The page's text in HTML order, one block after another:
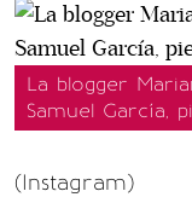
La blogger
Samuel García,
(Instagram)